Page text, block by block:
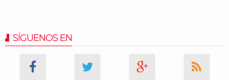
SÍGUENOS EN